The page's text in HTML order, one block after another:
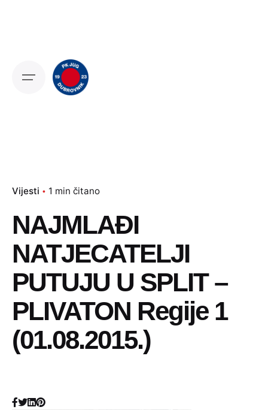
Vijesti 1 min čitano
NAJMLAĐI
NATJECATELJI
PUTUJU U SPLIT –
PLIVATON Regije 1
(01.08.2015.)